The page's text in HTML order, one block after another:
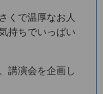
くで温厚なお人
持ちでいっぱい
講演会を企画し